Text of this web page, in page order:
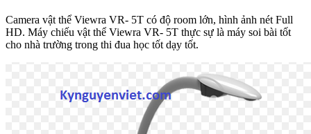
Camera vật thể Viewra VR- 5T có độ room lớn, hình ảnh nét Full
HD. Máy chiếu vật thể Viewra VR- 5T thực sự là máy soi bài tốt
cho nhà trường trong thi đua học tốt dạy tốt.